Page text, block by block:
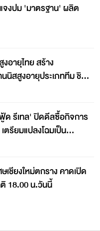
จงปม 'มาตรฐาน' ผลิต
อายุไทย สร้าง
นิสสูงอายุประเภททีม ชิง
ด รีเทล' ปิดดีลซื้อกิจการ
ตรียมแปลงโฉมเป็น
เชียงใหม่ตกราง คาดเปิด
18.00 น.วันนี้